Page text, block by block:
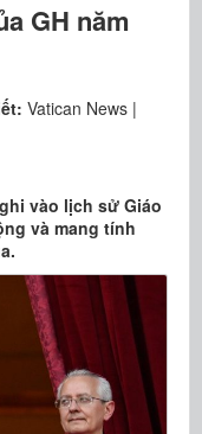
GH năm
Vatican News |
vào lịch sử Giáo
và mang tính